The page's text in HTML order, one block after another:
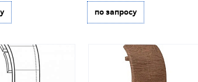
по запросу